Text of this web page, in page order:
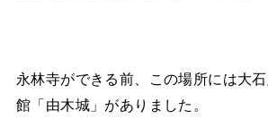
永林寺ができる前、この場所には大
館「由木城」がありました。